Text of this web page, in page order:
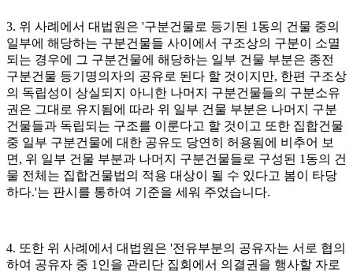
3. 위 사례에서 대법원은 '구분건물로 등기된 1동의 건물 중의
일부에 해당하는 구분건물들 사이에서 구조상의 구분이 소멸
되는 경우에 그 구분건물에 해당하는 일부 건물 부분은 종전
구분건물 등기명의자의 공유로 된다 할 것이지만, 한편 구조상
의 독립성이 상실되지 아니한 나머지 구분건물들의 구분소유
권은 그대로 유지됨에 따라 위 일부 건물 부분은 나머지 구분
건물들과 독립되는 구조를 이룬다고 할 것이고 또한 집합건물
중 일부 구분건물에 대한 공유도 당연히 허용됨에 비추어 보
면, 위 일부 건물 부분과 나머지 구분건물들로 구성된 1동의 건
물 전체는 집합건물법의 적용 대상이 될 수 있다고 봄이 타당
하다.'는 판시를 통하여 기준을 세워 주었습니다.
4. 또한 위 사례에서 대법원은 '전유부분의 공유자는 서로 협의
하여 공유자 중 1인을 관리단 집회에서 의결권을 행사할 자로